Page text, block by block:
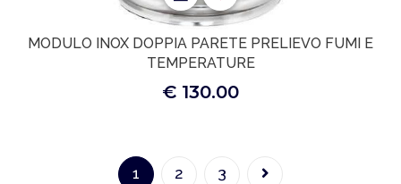
MODULO INOX DOPPIA PARETE PRELIEVO FUMI E
TEMPERATURE
€ 130.00
1 2 3